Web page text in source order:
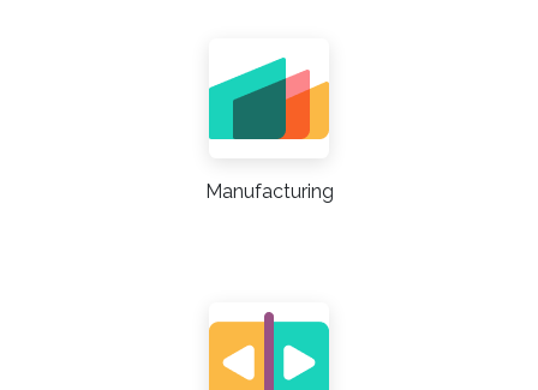
Manufacturing